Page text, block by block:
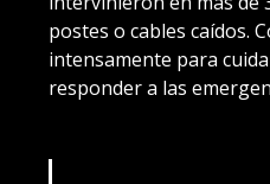
postes o cables caídos.
intensamente para
responder a las